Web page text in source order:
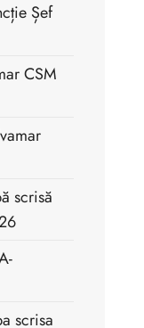
Șef
CSM
scrisă
scrisa